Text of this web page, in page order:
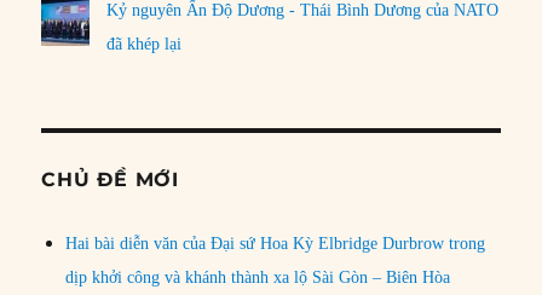
Kỷ nguyên Ấn Độ Dương - Thái Bình Dương của NATO
đã khép lại
CHỦ ĐỀ MỚI
Hai bài diễn văn của Đại sứ Hoa Kỳ Elbridge Durbrow trong
dịp khởi công và khánh thành xa lộ Sài Gòn – Biên Hòa